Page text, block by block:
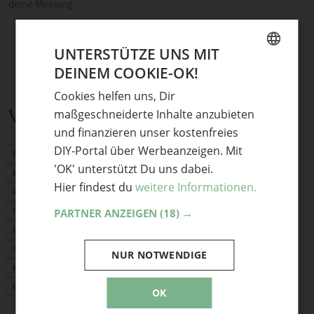
Verwandte Themen
Frühlingsdeko
Basteln Frühling
Frühlingsblumen
Frühlingskranz
Osterdeko
Garten
Basteln mit Kindern
Deko
UNTERSTÜTZE UNS MIT
DEINEM COOKIE-OK!
Cookies helfen uns, Dir
maßgeschneiderte Inhalte anzubieten
und finanzieren unser kostenfreies
DIY-Portal über Werbeanzeigen. Mit
'OK' unterstützt Du uns dabei.
Hier findest du weitere Informationen.
PARTNER ANZEIGEN (18) →
OK
NUR NOTWENDIGE